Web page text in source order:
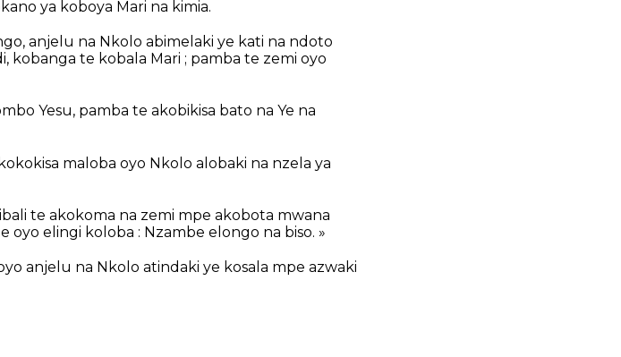
ya koboya Mari na kimia.
anjelu na Nkolo abimelaki ye kati na ndoto
kobanga te kobala Mari ; pamba te zemi oyo
Yesu, pamba te akobikisa bato na Ye na
maloba oyo Nkolo alobaki na nzela ya
te akokoma na zemi mpe akobota mwana
oyo elingi koloba : Nzambe elongo na biso. »
anjelu na Nkolo atindaki ye kosala mpe azwaki